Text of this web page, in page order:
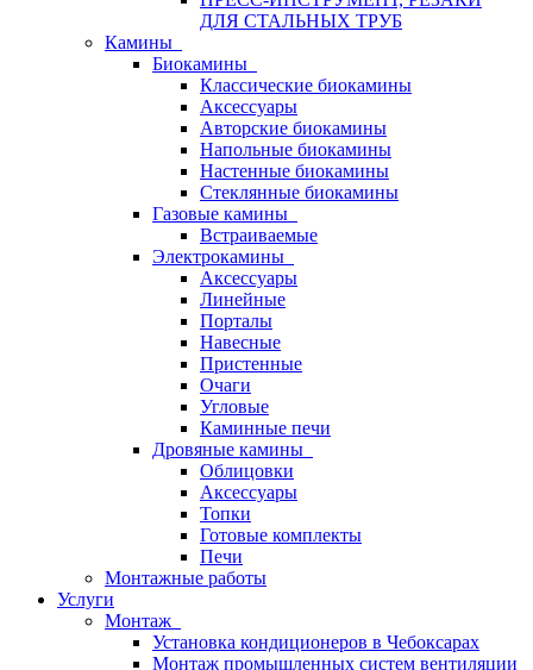
ДЛЯ СТАЛЬНЫХ ТРУБ
Камины
Биокамины
Классические биокамины
Аксессуары
Авторские биокамины
Напольные биокамины
Настенные биокамины
Стеклянные биокамины
Газовые камины
Встраиваемые
Электрокамины
Аксессуары
Линейные
Порталы
Навесные
Пристенные
Очаги
Угловые
Каминные печи
Дровяные камины
Облицовки
Аксессуары
Топки
Готовые комплекты
Печи
Монтажные работы
Услуги
Монтаж
Установка кондиционеров в Чебоксарах
Монтаж промышленных систем вентиляции